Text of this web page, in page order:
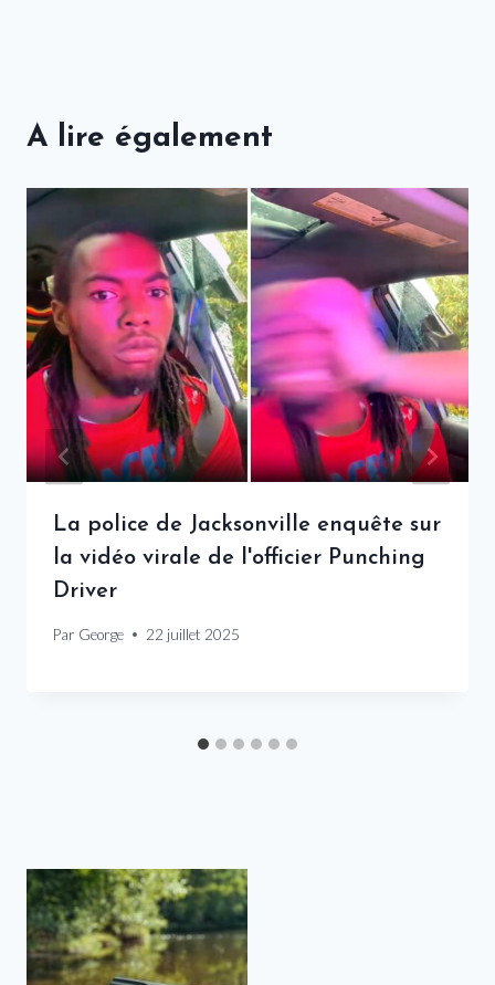
A lire également
La police de Jacksonville enquête sur
la vidéo virale de l'officier Punching
Driver
Par George 22 juillet 2025